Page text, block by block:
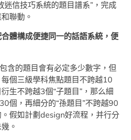
迷信技巧系統的題目譜系”，完成
聯動。
體構成便捷同一的話語系統，便
含的題目會有必定多少數字，但
個三級學科焦點題目不跨越10
生不跨越3個“子題目”，那么細
個，再細分的“孫題目”不跨越90
假如計劃design好流程，并行分
。